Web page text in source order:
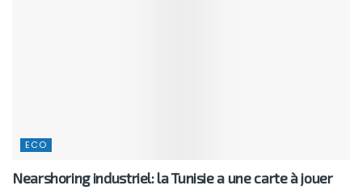
ECO
Nearshoring industriel: la Tunisie a une carte à jouer